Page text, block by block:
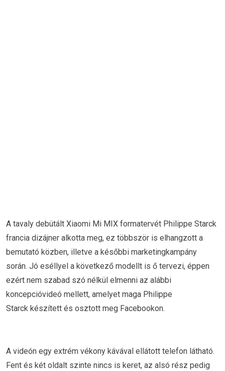
A tavaly debütált Xiaomi Mi MIX formatervét Philippe Starck
francia dizájner alkotta meg, ez többször is elhangzott a
bemutató közben, illetve a későbbi marketingkampány
során. Jó eséllyel a következő modellt is ő tervezi, éppen
ezért nem szabad szó nélkül elmenni az alábbi
koncepcióvideó mellett, amelyet maga Philippe
Starck készített és osztott meg Facebookon.
A videón egy extrém vékony kávával ellátott telefon látható.
Fent és két oldalt szinte nincs is keret, az alsó rész pedig